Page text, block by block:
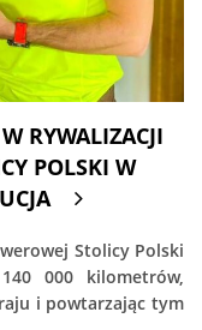
RYWALIZACJI
POLSKI W
Stolicy Polski
000 kilometrów,
i powtarzając tym